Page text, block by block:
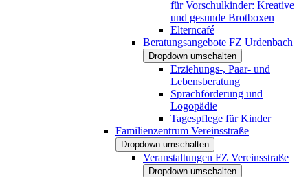
für Vorschulkinder: Kreative
und gesunde Brotboxen
Elterncafé
Beratungsangebote FZ Urdenbach
Dropdown umschalten
Erziehungs-, Paar- und
Lebensberatung
Sprachförderung und
Logopädie
Tagespflege für Kinder
Familienzentrum Vereinsstraße
Dropdown umschalten
Veranstaltungen FZ Vereinsstraße
Dropdown umschalten